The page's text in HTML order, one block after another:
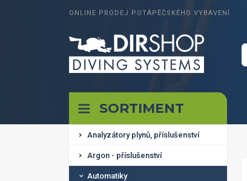
ONLINE PRODEJ POTÁPĚČSKÉHO VYBAVENÍ
SORTIMENT
Analyzátory plynů, příslušenství
Argon - příslušenství
Automatiky